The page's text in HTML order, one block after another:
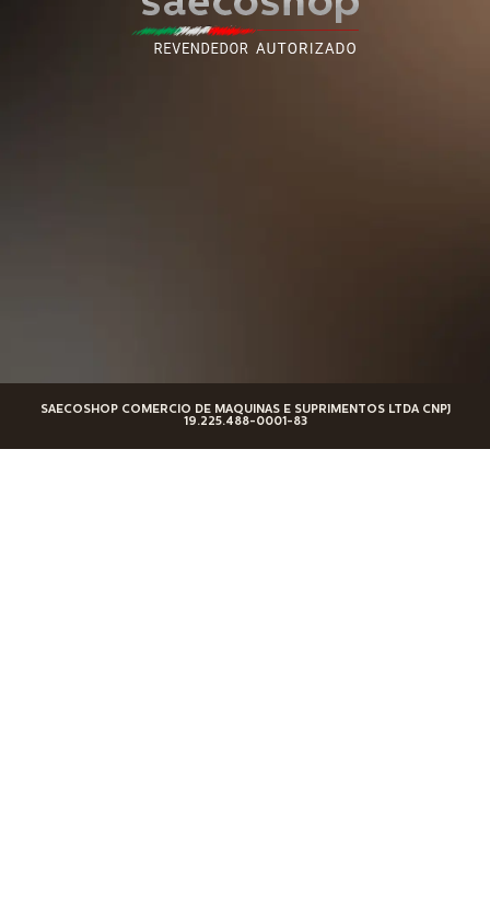
SAECOSHOP COMERCIO DE MAQUINAS E SUPRIMENTOS LTDA CNPJ
19.225.488-0001-83